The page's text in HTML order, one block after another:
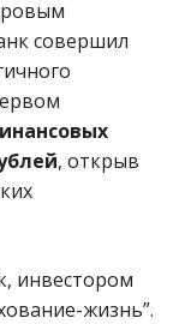
совершил
, открыв
инвестором
жизнь”.